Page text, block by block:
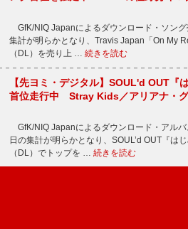
GfK/NIQ Japanによるダウンロード・ソン
集計が明らかとなり、Travis Japan「On My
（DL）を売り上 … 続きを読む
【先ヨミ・デジタル】SOUL'd OUT
首位走行中 Stray Kids／アリアナ・グ
GfK/NIQ Japanによるダウンロード・アル
日の集計が明らかとなり、SOUL’d OUT『は
（DL）でトップを … 続きを読む